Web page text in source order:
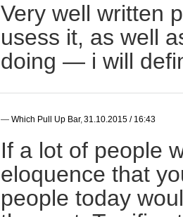
Very well written
usess it, as well
doing — i will
— Which Pull Up Bar,31.10.2015 / 16:43
If a lot of people
eloquence that
people today